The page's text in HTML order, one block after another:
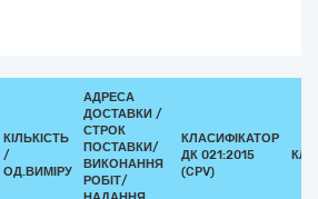
КІЛЬКІСТЬ
/
ОД.ВИМІРУ
АДРЕСА
ДОСТАВКИ /
СТРОК
ПОСТАВКИ/
ВИКОНАННЯ
РОБІТ/
КЛАСИФІКАТОР
ДК 021:2015
(CPV)